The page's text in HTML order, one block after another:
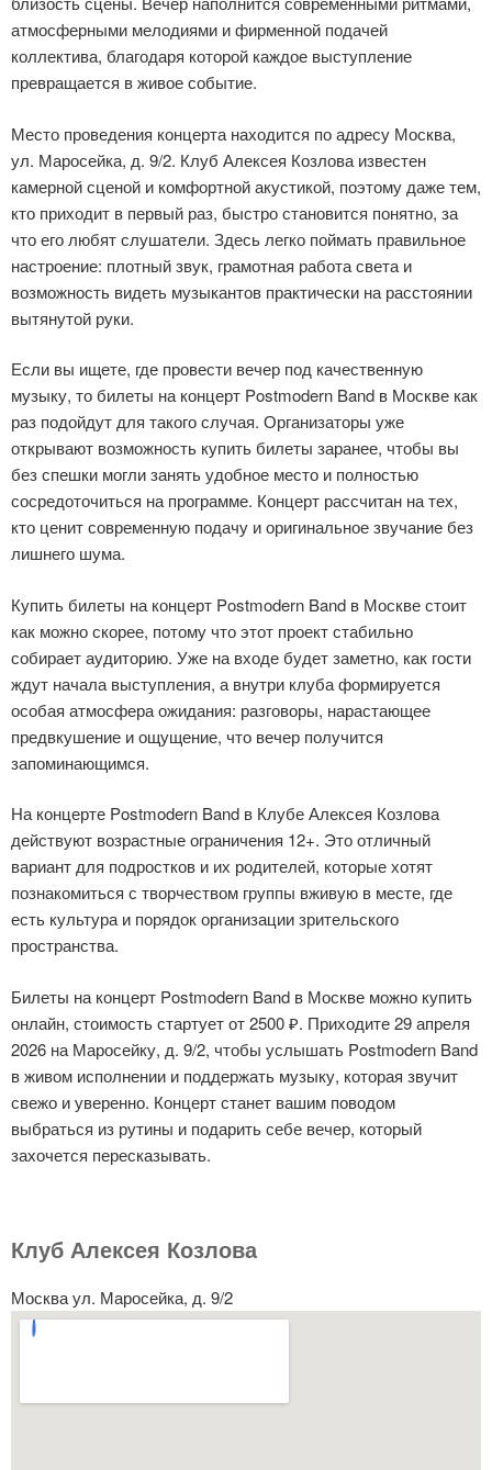
атмосферными мелодиями и фирменной подачей
коллектива, благодаря которой каждое выступление
превращается в живое событие.
Место проведения концерта находится по адресу Москва,
ул. Маросейка, д. 9/2. Клуб Алексея Козлова известен
камерной сценой и комфортной акустикой, поэтому даже тем,
кто приходит в первый раз, быстро становится понятно, за
что его любят слушатели. Здесь легко поймать правильное
настроение: плотный звук, грамотная работа света и
возможность видеть музыкантов практически на расстоянии
вытянутой руки.
Если вы ищете, где провести вечер под качественную
музыку, то билеты на концерт Postmodern Band в Москве как
раз подойдут для такого случая. Организаторы уже
открывают возможность купить билеты заранее, чтобы вы
без спешки могли занять удобное место и полностью
сосредоточиться на программе. Концерт рассчитан на тех,
кто ценит современную подачу и оригинальное звучание без
лишнего шума.
Купить билеты на концерт Postmodern Band в Москве стоит
как можно скорее, потому что этот проект стабильно
собирает аудиторию. Уже на входе будет заметно, как гости
ждут начала выступления, а внутри клуба формируется
особая атмосфера ожидания: разговоры, нарастающее
предвкушение и ощущение, что вечер получится
запоминающимся.
На концерте Postmodern Band в Клубе Алексея Козлова
действуют возрастные ограничения 12+. Это отличный
вариант для подростков и их родителей, которые хотят
познакомиться с творчеством группы вживую в месте, где
есть культура и порядок организации зрительского
пространства.
Билеты на концерт Postmodern Band в Москве можно купить
онлайн, стоимость стартует от 2500 ₽. Приходите 29 апреля
2026 на Маросейку, д. 9/2, чтобы услышать Postmodern Band
в живом исполнении и поддержать музыку, которая звучит
свежо и уверенно. Концерт станет вашим поводом
выбраться из рутины и подарить себе вечер, который
захочется пересказывать.
Клуб Алексея Козлова
Москва ул. Маросейка, д. 9/2